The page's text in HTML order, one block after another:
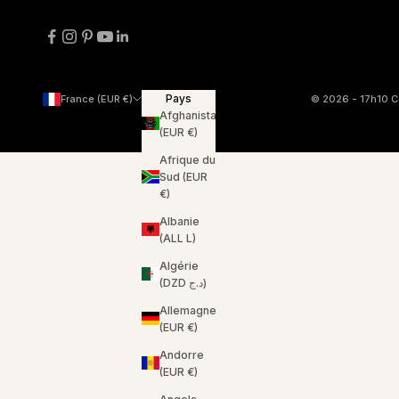
France (EUR €)
Pays
Afghanistan
(EUR €)
Afrique du
Sud (EUR
€)
Albanie
(ALL L)
Algérie
(DZD د.ج)
Allemagne
(EUR €)
Andorre
(EUR €)
© 2026 - 17h10